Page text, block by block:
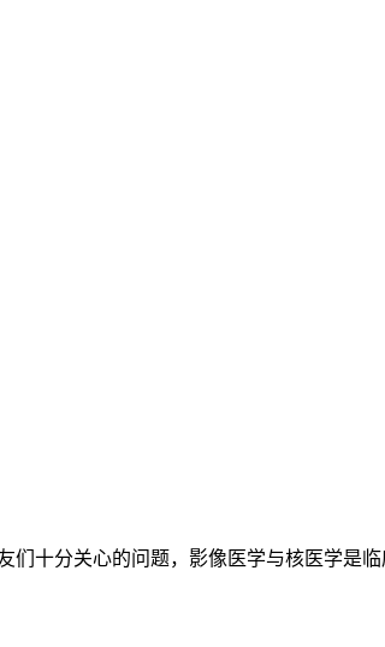
们十分关心的问题，影像医学与核医学是